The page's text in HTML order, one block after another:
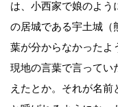
は、小西家で娘のよう
の居城である宇土城（
葉が分からなかったよ
現地の言葉で言ってい
えたとか。それが名前